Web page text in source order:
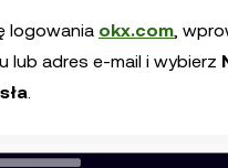
logowania okx.com,
lub adres e-mail i wybierz
.